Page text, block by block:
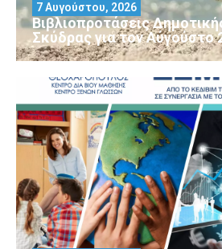
Βιβλιοπροτάσεις
Σκύδρας για τον Αύγούστο
7 Αυγούστου, 2026